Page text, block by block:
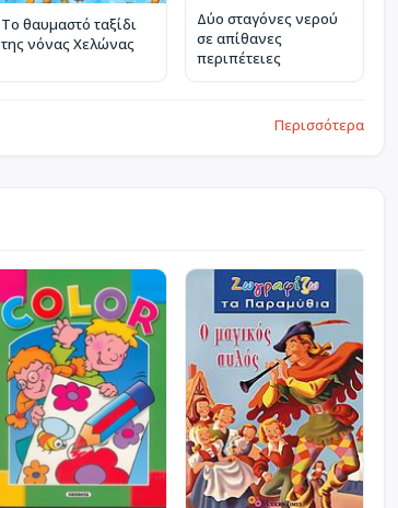
Το θαυμαστό ταξίδι
της νόνας Χελώνας
Δύο σταγόνες νερού
σε απίθανες
περιπέτειες
Περισσότερα